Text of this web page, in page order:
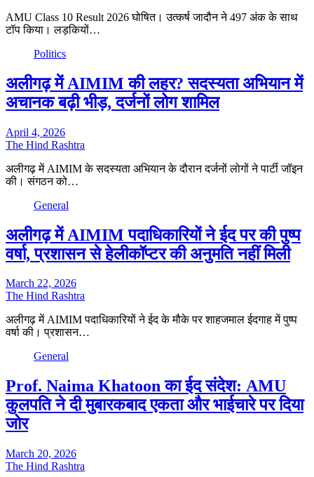
AMU Class 10 Result 2026 घोषित। उत्कर्ष जादौन ने 497 अंक के साथ
टॉप किया। लड़कियों…
Politics
अलीगढ़ में AIMIM की लहर? सदस्यता अभियान में
अचानक बढ़ी भीड़, दर्जनों लोग शामिल
April 4, 2026
The Hind Rashtra
अलीगढ़ में AIMIM के सदस्यता अभियान के दौरान दर्जनों लोगों ने पार्टी जॉइन
की। संगठन को…
General
अलीगढ़ में AIMIM पदाधिकारियों ने ईद पर की पुष्प
वर्षा, प्रशासन से हेलीकॉप्टर की अनुमति नहीं मिली
March 22, 2026
The Hind Rashtra
अलीगढ़ में AIMIM पदाधिकारियों ने ईद के मौके पर शाहजमाल ईदगाह में पुष्प
वर्षा की। प्रशासन…
General
Prof. Naima Khatoon का ईद संदेश: AMU
कुलपति ने दी मुबारकबाद एकता और भाईचारे पर दिया
जोर
March 20, 2026
The Hind Rashtra